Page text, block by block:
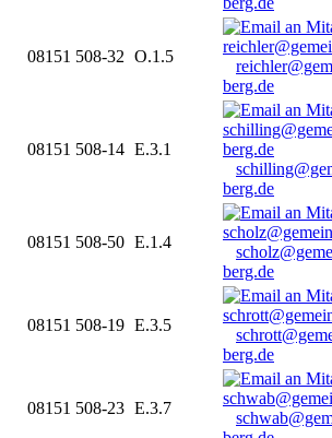
08151 508-32 O.1.5
berg.de
08151 508-14 E.3.1
berg.de
08151 508-50 E.1.4
berg.de
08151 508-19 E.3.5
berg.de
08151 508-23 E.3.7